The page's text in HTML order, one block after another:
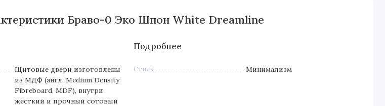
Браво-0 Эко Шпон White Dreamline
Щитовые двери изготовлены
из МДФ (англ. Medium Density
Fibreboard, MDF), внутри
жесткий и прочный сотовый
Подробнее
Стиль Минимализм